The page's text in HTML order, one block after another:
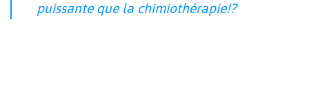
puissante que la chimiothérapie!?